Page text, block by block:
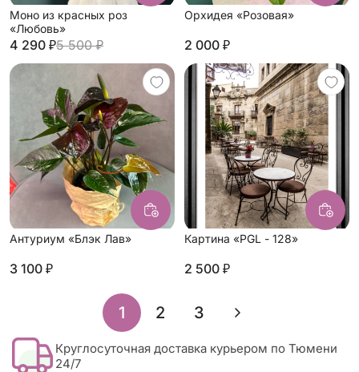
Моно из красных роз
«Любовь»
4 290 ₽5 500 ₽
Орхидея «Розовая»
2 000 ₽
Антуриум «Блэк Лав»
3 100 ₽
Картина «PGL - 128»
2 500 ₽
1 2 3
Круглосуточная доставка курьером по Тюмени
24/7